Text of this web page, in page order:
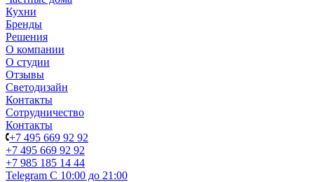
Кухни
Бренды
Решения
О компании
О студии
Отзывы
Светодизайн
Контакты
Сотрудничество
Контакты
+7 495 669 92 92
+7 495 669 92 92
+7 985 185 14 44
Telegram С 10:00 до 21:00